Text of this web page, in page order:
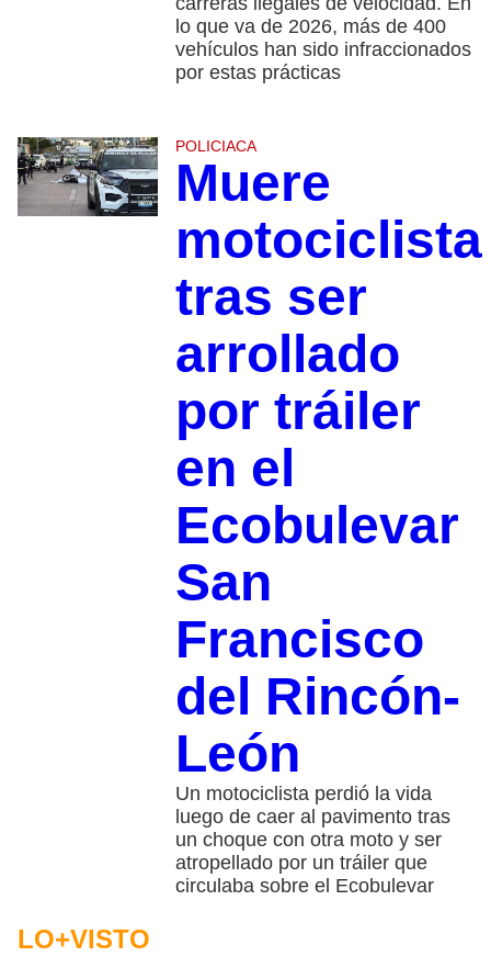
lo que va de 2026, más de 400
vehículos han sido infraccionados
por estas prácticas
POLICIACA
Muere
motociclista
tras ser
arrollado
por tráiler
en el
Ecobulevar
San
Francisco
del Rincón-
León
Un motociclista perdió la vida
luego de caer al pavimento tras
un choque con otra moto y ser
atropellado por un tráiler que
circulaba sobre el Ecobulevar
LO+VISTO